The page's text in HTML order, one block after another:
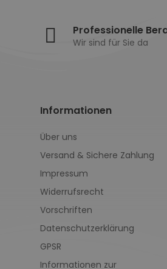
Professionelle
Wir sind für Sie da
Informationen
Über uns
Versand & Sichere Zahlung
Impressum
Widerrufsrecht
Vorschriften
Datenschutzerklärung
GPSR
Informationen zur